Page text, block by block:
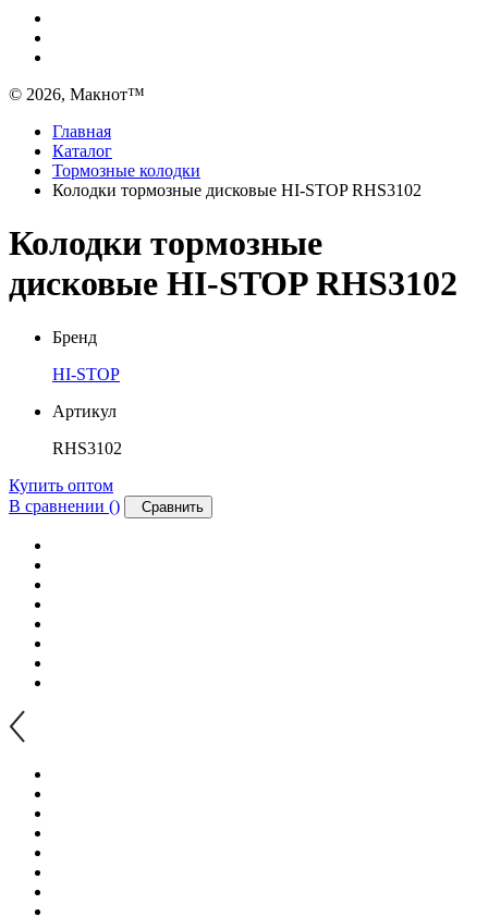
© 2026, Макнот™
Главная
Каталог
Тормозные колодки
Колодки тормозные дисковые HI-STOP RHS3102
Колодки тормозные
дисковые HI-STOP RHS3102
Бренд
HI-STOP
Артикул
RHS3102
Купить оптом
В сравнении () Сравнить